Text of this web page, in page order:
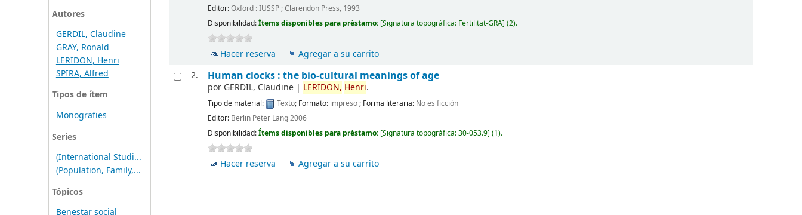
Autores
GERDIL, Claudine
GRAY, Ronald
LERIDON, Henri
SPIRA, Alfred
Tipos de ítem
Monografies
Series
(International Studi...
(Population, Family,...
Tópicos
Editor:Oxford : IUSSP ; Clarendon Press, 1993
Disponibilidad:Ítems disponibles para préstamo: [Signatura topográfica: Fertilitat-GRA](2).
Hacer reserva
Agregar a su carrito
2.
Human clocks : the bio-cultural meanings of age
por GERDIL, Claudine | LERIDON, Henri.
Tipo de material: Texto; Formato: impreso; Forma literaria: No es ficción
Editor: Berlin Peter Lang 2006
Disponibilidad:Ítems disponibles para préstamo: [Signatura topográfica:30-053.9](1).
Hacer reserva Agregar a su carrito